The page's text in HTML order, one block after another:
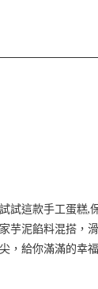
試這款手工蛋糕
芋泥餡料混搭，
，給你滿滿的幸福